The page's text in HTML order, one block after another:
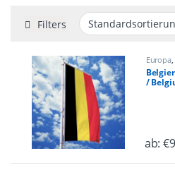
Filters
Europa,
/
ab:€